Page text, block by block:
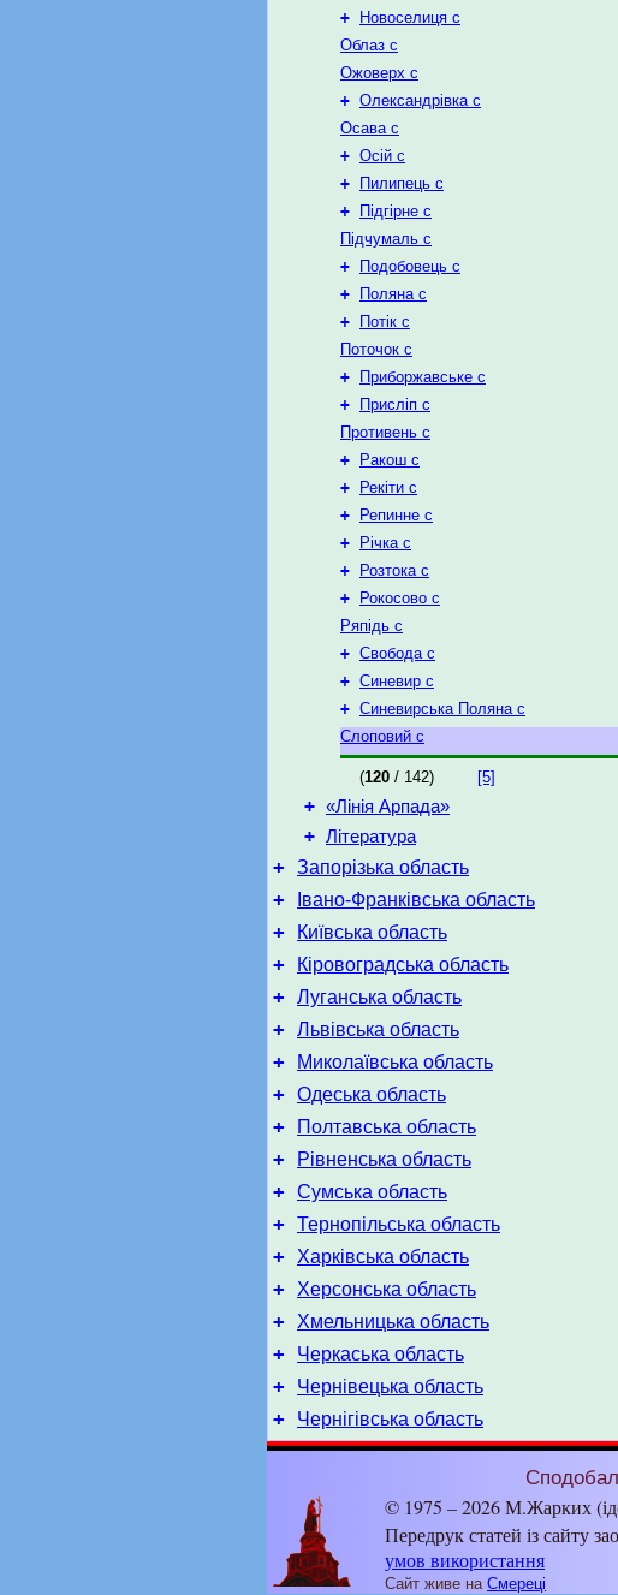
+
Новоселиця с
Облаз с
Ожоверх с
+ Олександрівка с
Осава с
+ Осій с
+
Пилипець с
+
Підгірне с
Підчумаль с
+
Подобовець с
+
Поляна с
+
Потік с
Поточок с
+
Приборжавське с
+
Присліп с
Противень с
+
Ракош с
+
Рекіти с
+
Репинне с
+
Річка с
+
Розтока с
+
Рокосово с
Ряпідь с
+ Свобода с
+ Синевир с
+ Синевирська Поляна с
Слоповий с
(120 / 142) [5]
+ «Лінія Арпада»
+ Література
+ Запорізька область
+ Івано-Франківська область
+ Київська область
+ Кіровоградська область
+ Луганська область
+ Львівська область
+ Миколаївська область
+ Одеська область
+ Полтавська область
+ Рівненська область
+ Сумська область
+ Тернопільська область
+ Харківська область
+ Херсонська область
+ Хмельницька область
+ Черкаська область
+ Чернівецька область
+ Чернігівська область
© 1975 – 2026 М.Жарких
Передрук статей із сайту
умов використання
Сайт живе на Смереці